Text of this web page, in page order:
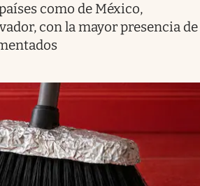
como de México,
con la mayor presencia de